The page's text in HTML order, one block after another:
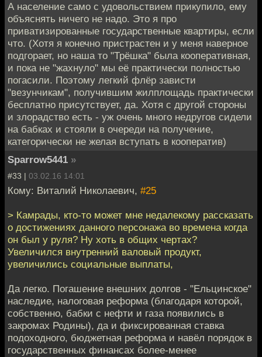
А население само с удовольствием прикупило, ему
объяснять ничего не надо. Это я про
приватизированные государственные квартиры, если
что. (Хотя я конечно пристрастен и у меня наверное
подгорает, но наша то "Трёшка" была кооперативная,
и пока не "жахнуло" мы её практически полностью
погасили. Поэтому легкий флёр зависти
"везунчикам", получившим жилплощадь практически
бесплатно присутствует, да. Хотя с другой стороны
и злорадство есть - уж очень много недругов сидели
на бабках и стояли в очереди на получение,
категорически не желая вступать в кооператив)
Sparrow5441 »
#33 | 03.02.16 14:01
Кому: Виталий Николаевич, #25
> Камрады, кто-то может мне недалекому рассказать
о достижениях данного персонажа во времена когда
он был у руля? Ну хоть в общих чертах?
Увеличился внутренний валовый продукт,
увеличились социальные выплаты,
Да легко. Погашение внешних долгов - "Ельцинское"
наследие, налоговая реформа (благодаря которой,
собственно, бабки с нефти и газа появились в
закромах Родины), да и фиксированная ставка
подоходного, бюджетная реформа и навёл порядок в
государственных финансах более-менее